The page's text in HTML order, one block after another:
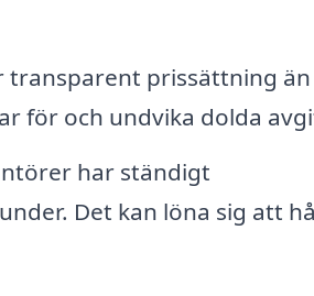
transparent prissättning än
för och undvika dolda
har ständigt
Det kan löna sig att